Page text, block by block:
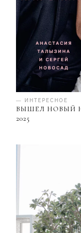
— ИНТЕРЕСНОЕ
ВЫШЕЛ НОВЫЙ
2025